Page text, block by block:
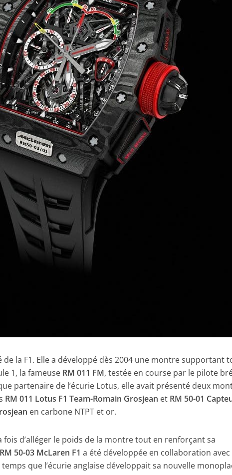
de la F1. Elle a développé dès 2004 une montre supportant
1, la fameuse RM 011 FM, testée en course par le pilote
partenaire de l’écurie Lotus, elle avait présenté deux
RM 011 Lotus F1 Team-Romain Grosjean et RM 50-01
en carbone NTPT et or.
fois d’alléger le poids de la montre tout en renforçant sa
RM 50-03 McLaren F1 a été développée en collaboration avec
que l’écurie anglaise développait sa nouvelle